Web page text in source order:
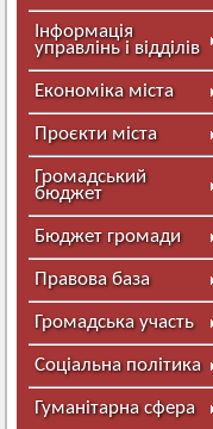
Інформація
управлінь і відділів
Економіка міста
Проєкти міста
Громадський
бюджет
Бюджет громади
Правова база
Громадська участь
Соціальна політика
Гуманітарна сфера